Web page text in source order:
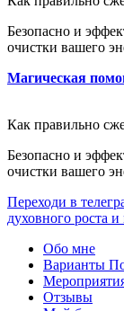
Безопасно и
очистки вашего
Магическая
Как правильно
Безопасно и
очистки вашего
Переходи в
духовного роста
Обо мне
Варианты
Отзывы